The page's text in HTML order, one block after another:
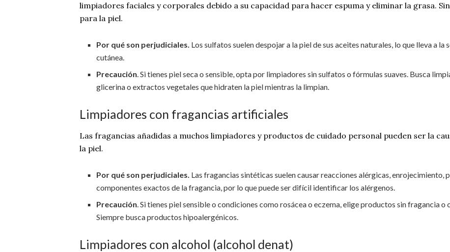
limpiadores faciales y corporales debido a su capacidad para hacer espuma y eliminar la grasa.
para la piel.
Por qué son perjudiciales. Los sulfatos suelen despojar a la piel de sus aceites naturales, lo que lleva a
cutánea.
Precaución. Si tienes piel seca o sensible, opta por limpiadores sin sulfatos o fórmulas suaves. Busca
glicerina o extractos vegetales que hidraten la piel mientras la limpian.
Limpiadores con fragancias artificiales
Las fragancias añadidas a muchos limpiadores y productos de cuidado personal pueden ser la
la piel.
Por qué son perjudiciales. Las fragancias sintéticas suelen causar reacciones alérgicas, enrojecimiento,
componentes exactos de la fragancia, por lo que puede ser difícil identificar los alérgenos.
Precaución . Si tienes piel sensible o condiciones como rosácea o eczema, elige productos sin fragancia o
Siempre busca productos hipoalergénicos.
Limpiadores con alcohol (alcohol denat)